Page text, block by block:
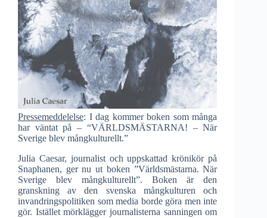
Pressemeddelelse: I dag kommer boken som många
har väntat på – “VÄRLDSMÄSTARNA! – När
Sverige blev mångkulturellt.”
Julia Caesar, journalist och uppskattad krönikör på
Snaphanen, ger nu ut boken ”Världsmästarna. När
Sverige blev mångkulturellt”. Boken är den
granskning av den svenska mångkulturen och
invandringspolitiken som media borde göra men inte
gör. Istället mörklägger journalisterna sanningen om